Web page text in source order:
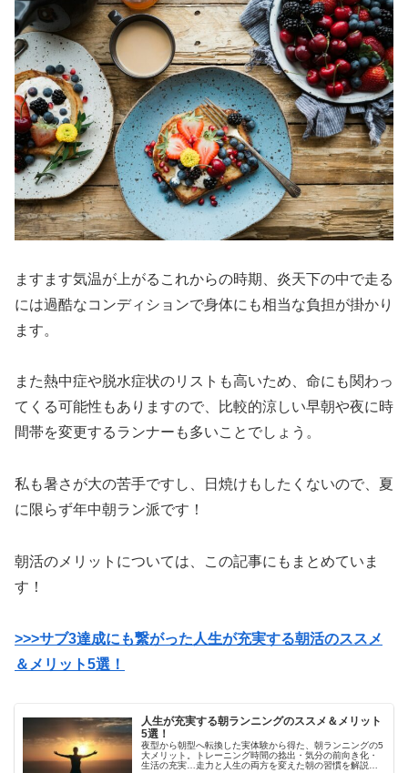
ますます気温が上がるこれからの時期、炎天下の中で走る
には過酷なコンディションで身体にも相当な負担が掛かり
ます。
また熱中症や脱水症状のリストも高いため、命にも関わっ
てくる可能性もありますので、比較的涼しい早朝や夜に時
間帯を変更するランナーも多いことでしょう。
私も暑さが大の苦手ですし、日焼けもしたくないので、夏
に限らず年中朝ラン派です！
朝活のメリットについては、この記事にもまとめていま
す！
>>>サブ3達成にも繋がった人生が充実する朝活のススメ
＆メリット5選！
人生が充実する朝ランニングのススメ＆メリット
5選！
夜型から朝型へ転換した実体験から得た、朝ランニングの5
大メリット。トレーニング時間の捻出・気分の前向き化・
生活の充実…走力と人生の両方を変えた朝の習慣を解説し